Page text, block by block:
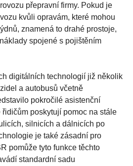
přepravní firmy. Pokud je
kvůli opravám, které mohou
znamená to drahé prostoje,
spojené s pojištěním
digitálních technologií již několik
a autobusů včetně
pokročilé asistenční
poskytují pomoc na stále
silnicích a dálnicích po
je také zásadní pro
pomůže tyto funkce těchto
standardní sadu